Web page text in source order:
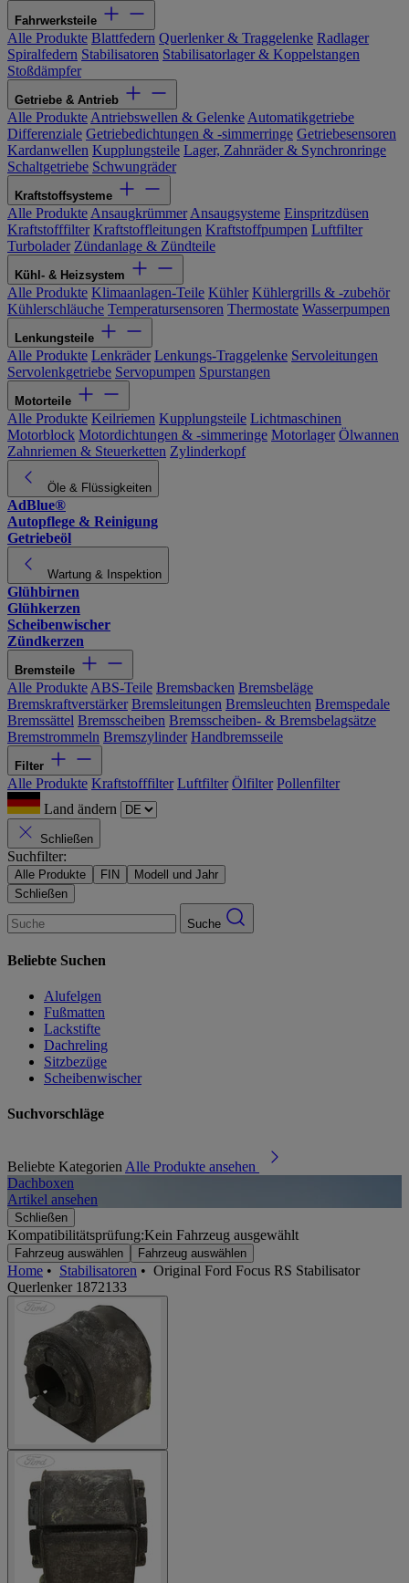
Fahrwerksteile
Alle Produkte Blattfedern Querlenker & Traggelenke Radlager
Spiralfedern Stabilisatoren Stabilisatorlager & Koppelstangen
Stoßdämpfer
Getriebe & Antrieb
Alle Produkte Antriebswellen & Gelenke Automatikgetriebe
Differenziale Getriebedichtungen & -simmerringe Getriebesensoren
Kardanwellen Kupplungsteile Lager, Zahnräder & Synchronringe
Schaltgetriebe Schwungräder
Kraftstoffsysteme
Alle Produkte Ansaugkrümmer Ansaugsysteme Einspritzdüsen
Kraftstofffilter Kraftstoffleitungen Kraftstoffpumpen Luftfilter
Turbolader Zündanlage & Zündteile
Kühl- & Heizsystem
Alle Produkte Klimaanlagen-Teile Kühler Kühlergrills & -zubehör
Kühlerschläuche Temperatursensoren Thermostate Wasserpumpen
Lenkungsteile
Alle Produkte Lenkräder Lenkungs-Traggelenke Servoleitungen
Servolenkgetriebe Servopumpen Spurstangen
Motorteile
Alle Produkte Keilriemen Kupplungsteile Lichtmaschinen
Motorblock Motordichtungen & -simmeringe Motorlager Ölwannen
Zahnriemen & Steuerketten Zylinderkopf
Öle & Flüssigkeiten
AdBlue®
Autopflege & Reinigung
Getriebeöl
Wartung & Inspektion
Glühbirnen
Glühkerzen
Scheibenwischer
Zündkerzen
Bremsteile
Alle Produkte ABS-Teile Bremsbacken Bremsbeläge
Bremskraftverstärker Bremsleitungen Bremsleuchten Bremspedale
Bremssättel Bremsscheiben Bremsscheiben- & Bremsbelagsätze
Bremstrommeln Bremszylinder Handbremsseile
Filter
Alle Produkte Kraftstofffilter Luftfilter Ölfilter Pollenfilter
Land ändern
Schließen
Suchfilter:
Alle Produkte FIN
Modell und Jahr
Schließen
Suche
Beliebte Suchen
Alufelgen
Fußmatten
Lackstifte
Dachreling
Sitzbezüge
Scheibenwischer
Suchvorschläge
Beliebte Kategorien Alle Produkte ansehen
Dachboxen
Artikel ansehen
Schließen
Kompatibilitätsprüfung:Kein Fahrzeug ausgewählt
Fahrzeug auswählen Fahrzeug auswählen
Home • Stabilisatoren • Original Ford Focus RS Stabilisator
Querlenker 1872133